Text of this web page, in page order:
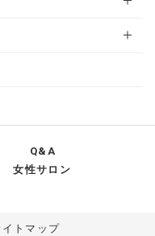
Q&A
女性サロン
イトマップ